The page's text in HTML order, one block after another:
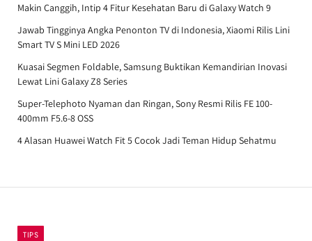
Makin Canggih, Intip 4 Fitur Kesehatan Baru di Galaxy Watch 9
Jawab Tingginya Angka Penonton TV di Indonesia, Xiaomi Rilis Lini
Smart TV S Mini LED 2026
Kuasai Segmen Foldable, Samsung Buktikan Kemandirian Inovasi
Lewat Lini Galaxy Z8 Series
Super-Telephoto Nyaman dan Ringan, Sony Resmi Rilis FE 100-
400mm F5.6-8 OSS
4 Alasan Huawei Watch Fit 5 Cocok Jadi Teman Hidup Sehatmu
TIPS